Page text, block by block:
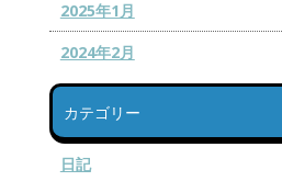
2025年1月
2024年2月
カテゴリー
日記